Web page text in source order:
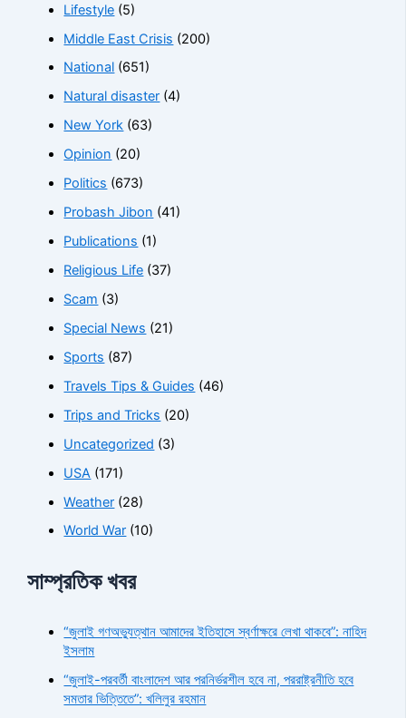
Lifestyle (5)
Middle East Crisis (200)
National (651)
Natural disaster (4)
New York (63)
Opinion (20)
Politics (673)
Probash Jibon (41)
Publications (1)
Religious Life (37)
Scam (3)
Special News (21)
Sports (87)
Travels Tips & Guides (46)
Trips and Tricks (20)
Uncategorized (3)
USA (171)
Weather (28)
World War (10)
সাম্প্রতিক খবর
“জুলাই গণঅভ্যুত্থান আমাদের ইতিহাসে স্বর্ণাক্ষরে লেখা থাকবে”: নাহিদ
ইসলাম
“জুলাই-পরবর্তী বাংলাদেশ আর পরনির্ভরশীল হবে না, পররাষ্ট্রনীতি হবে
সমতার ভিত্তিতে”: খলিলুর রহমান